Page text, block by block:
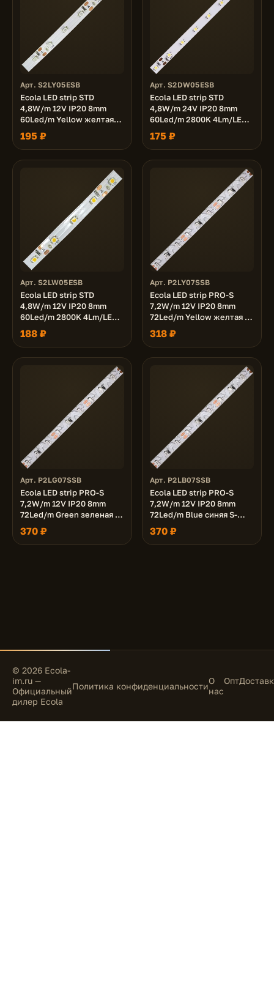
Арт. S2LY05ESB
Ecola LED strip STD
4,8W/m 12V IP20 8mm
60Led/m Yellow желтая
светодиодная лента на
катушке 5м.
195 ₽
Арт. S2DW05ESB
Ecola LED strip STD
4,8W/m 24V IP20 8mm
60Led/m 2800K 4Lm/LED
240Lm/m светодиодная
лента на катушке 5м.
175 ₽
Арт. S2LW05ESB
Ecola LED strip STD
4,8W/m 12V IP20 8mm
60Led/m 2800K 4Lm/LED
240Lm/m светодиодная
лента на катушке 5м.
188 ₽
Арт. P2LY07SSB
Ecola LED strip PRO-S
7,2W/m 12V IP20 8mm
72Led/m Yellow желтая S-
гибкая светодиодная
лента на катушке 5м.
318 ₽
Арт. P2LG07SSB
Ecola LED strip PRO-S
7,2W/m 12V IP20 8mm
72Led/m Green зеленая S-
гибкая светодиодная
лента на катушке 5м.
370 ₽
Арт. P2LB07SSB
Ecola LED strip PRO-S
7,2W/m 12V IP20 8mm
72Led/m Blue синяя S-
гибкая светодиодная
лента на катушке 5м.
370 ₽
© 2026 Ecola-
im.ru —
Официальный
дилер Ecola
Политика конфиденциальностиО
нас
Опт